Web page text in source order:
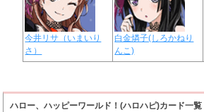
今井リサ（いまいり
さ）
白金燐子(しろかねり
んこ)
ハロー、ハッピーワールド！(ハロハピ)カード一覧